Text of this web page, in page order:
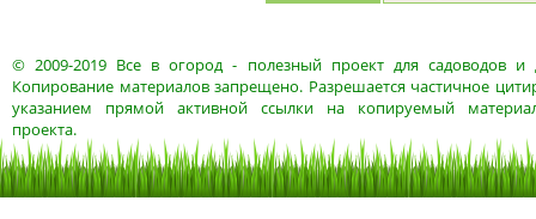
© 2009-2019 Все в огород- полезный проект для садоводов и
Копирование материалов запрещено. Разрешается частичное
указанием прямой активной ссылки на копируемый
проекта.